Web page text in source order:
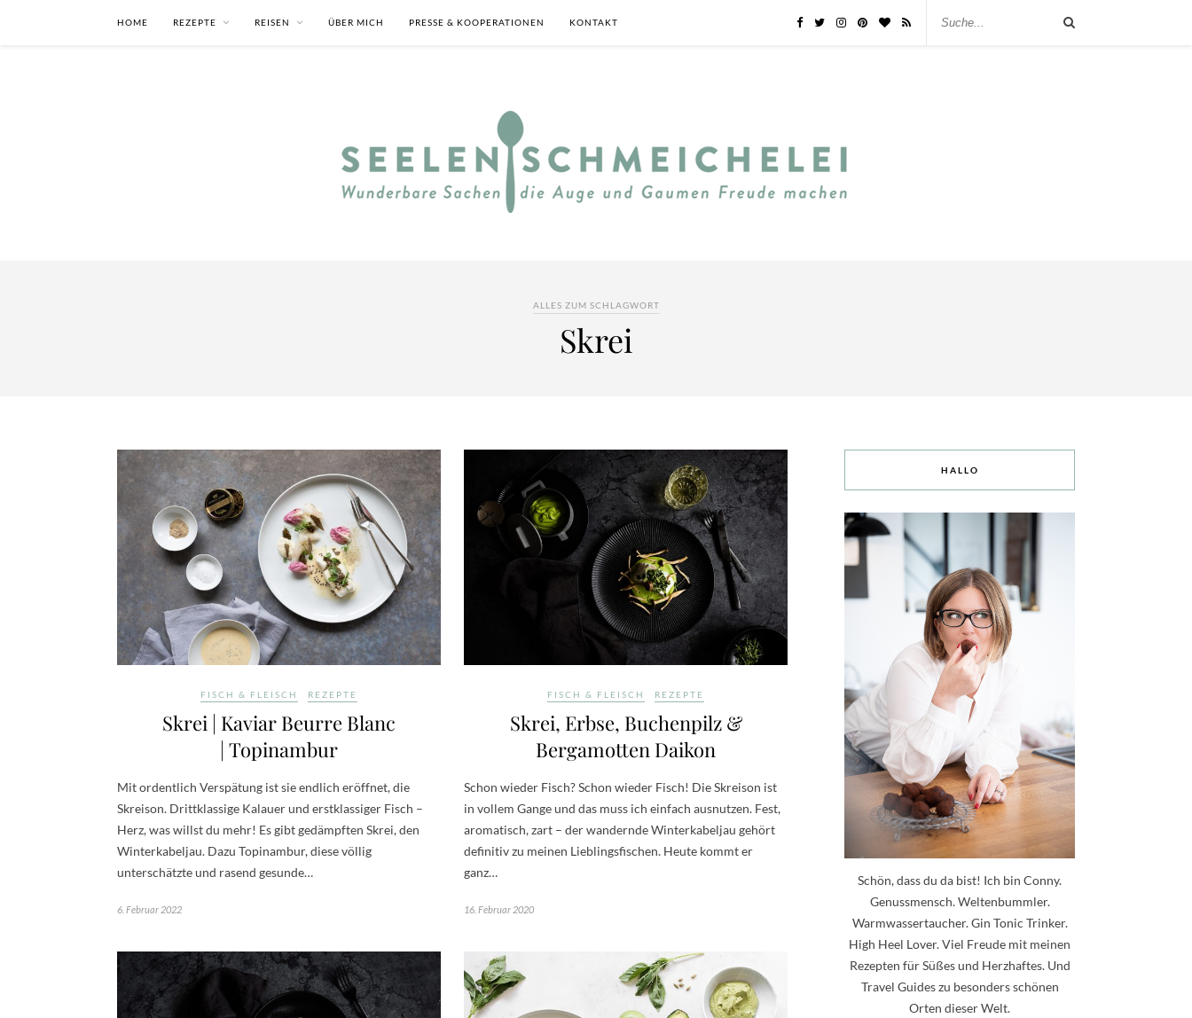
HOME REZEPTE REISEN ÜBER MICH PRESSE & KOOPERATIONEN KONTAKT
ALLES ZUM SCHLAGWORT
Skrei
FISCH & FLEISCH REZEPTE
Skrei | Kaviar Beurre Blanc
| Topinambur
Mit ordentlich Verspätung ist sie endlich eröffnet, die
Skreison. Drittklassige Kalauer und erstklassiger Fisch –
Herz, was willst du mehr! Es gibt gedämpften Skrei, den
Winterkabeljau. Dazu Topinambur, diese völlig
unterschätzte und rasend gesunde…
6. Februar 2022
FISCH & FLEISCH REZEPTE
Skrei, Erbse, Buchenpilz &
Bergamotten Daikon
Schon wieder Fisch? Schon wieder Fisch! Die Skreison ist
in vollem Gange und das muss ich einfach ausnutzen. Fest,
aromatisch, zart – der wandernde Winterkabeljau gehört
definitiv zu meinen Lieblingsfischen. Heute kommt er
ganz…
16. Februar 2020
HALLO
Schön, dass du da bist! Ich bin Conny.
Genussmensch. Weltenbummler.
Warmwassertaucher. Gin Tonic Trinker.
High Heel Lover. Viel Freude mit meinen
Rezepten für Süßes und Herzhaftes. Und
Travel Guides zu besonders schönen
Orten dieser Welt.